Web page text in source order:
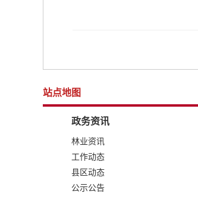
站点地图
政务资讯
林业资讯
工作动态
县区动态
公示公告